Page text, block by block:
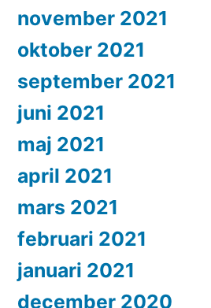
november 2021
oktober 2021
september 2021
juni 2021
maj 2021
april 2021
mars 2021
februari 2021
januari 2021
december 2020